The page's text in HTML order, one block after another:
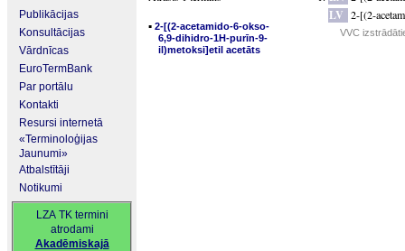
Publikācijas
Konsultācijas
Vārdnīcas
EuroTermBank
Par portālu
Kontakti
Resursi internetā
«Terminoloģijas
Jaunumi»
Atbalstītāji
Notikumi
LZA TK termini
atrodami
Akadēmiskajā
▪ 2-[(2-acetamido-6-okso-
6,9-dihidro-1H-purīn-9-
il)metoksi]etil acetāts
LV 2-[(2-
VVC